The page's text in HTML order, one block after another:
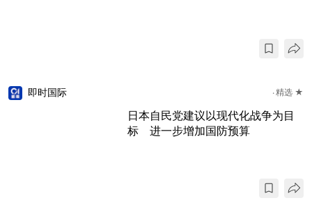
即时国际 精选 ★
日本自民党建议以现代化战争为目
标 进一步增加国防预算